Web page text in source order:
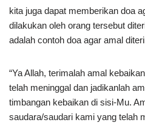
kita juga dapat memberikan doa
dilakukan oleh orang tersebut
adalah contoh doa agar amal
“Ya Allah, terimalah amal
telah meninggal dan jadikanlah
timbangan kebaikan di sisi-Mu.
saudara/saudari kami yang telah